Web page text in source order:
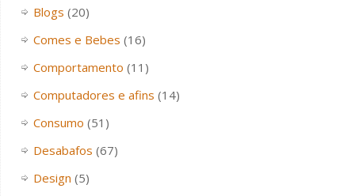
Blogs (20)
Comes e Bebes (16)
Comportamento (11)
Computadores e afins (14)
Consumo (51)
Desabafos (67)
Design (5)